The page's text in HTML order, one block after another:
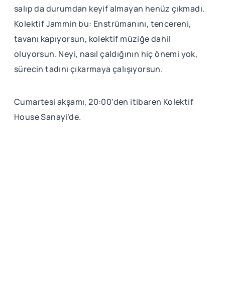
salıp da durumdan keyif almayan henüz çıkmadı.
Kolektif Jammin bu: Enstrümanını, tencereni,
tavanı kapıyorsun, kolektif müziğe dahil
oluyorsun. Neyi, nasıl çaldığının hiç önemi yok,
sürecin tadını çıkarmaya çalışıyorsun.
Cumartesi akşamı, 20:00’den itibaren Kolektif
House Sanayi’de.